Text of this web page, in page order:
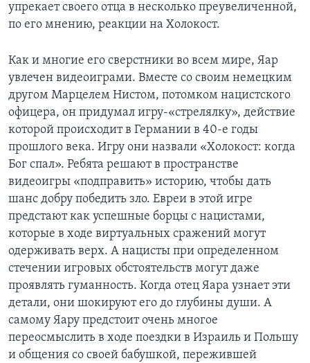
упрекает своего отца в несколько преувеличенной,
по его мнению, реакции на Холокост.
Как и многие его сверстники во всем мире, Яар
увлечен видеоиграми. Вместе со своим немецким
другом Марцелем Нистом, потомком нацистского
офицера, он придумал игру-«стрелялку», действие
которой происходит в Германии в 40-е годы
прошлого века. Игру они назвали «Холокост: когда
Бог спал». Ребята решают в пространстве
видеоигры «подправить» историю, чтобы дать
шанс добру победить зло. Евреи в этой игре
предстают как успешные борцы с нацистами,
которые в ходе виртуальных сражений могут
одерживать верх. А нацисты при определенном
стечении игровых обстоятельств могут даже
проявлять гуманность. Когда отец Яара узнает эти
детали, они шокируют его до глубины души. А
самому Яару предстоит очень многое
переосмыслить в ходе поездки в Израиль и Польшу
и общения со своей бабушкой, пережившей